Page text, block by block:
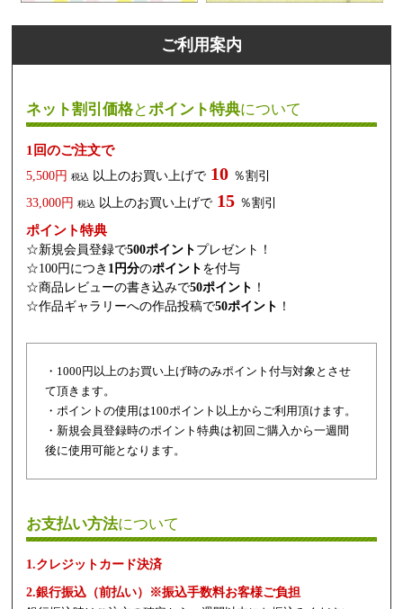
ご利用案内
ネット割引価格とポイント特典について
1回のご注文で
5,500円 税込 以上のお買い上げで 10 ％割引
33,000円 税込 以上のお買い上げで 15 ％割引
ポイント特典
☆新規会員登録で500ポイント プレゼント！
☆100円につき 1円分のポイント を付与
☆商品レビューの書き込みで50ポイント ！
☆作品ギャラリーへの作品投稿で50ポイント ！
・1000円以上のお買い上げ時のみポイント付与対象とさせ
て頂きます。
・ポイントの使用は100ポイント以上からご利用頂けます。
・新規会員登録時のポイント特典は初回ご購入から一週間
後に使用可能となります。
お支払い方法について
1.クレジットカード決済
2.銀行振込（前払い）※振込手数料お客様ご負担